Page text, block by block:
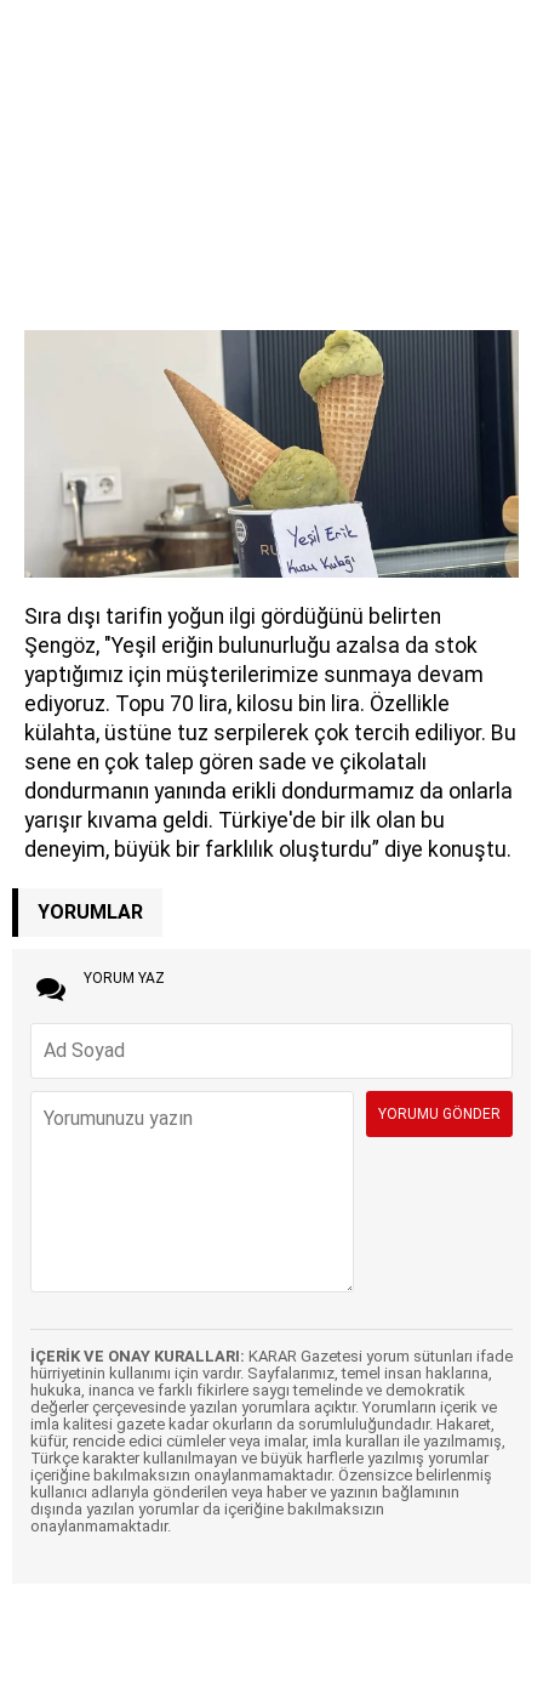
Sıra dışı tarifin yoğun ilgi gördüğünü belirten
Şengöz, "Yeşil eriğin bulunurluğu azalsa da stok
yaptığımız için müşterilerimize sunmaya devam
ediyoruz. Topu 70 lira, kilosu bin lira. Özellikle
külahta, üstüne tuz serpilerek çok tercih ediliyor. Bu
sene en çok talep gören sade ve çikolatalı
dondurmanın yanında erikli dondurmamız da onlarla
yarışır kıvama geldi. Türkiye'de bir ilk olan bu
deneyim, büyük bir farklılık oluşturdu” diye konuştu.
YORUMLAR
YORUM YAZ
İÇERİK VE ONAY KURALLARI: KARAR Gazetesi yorum sütunları ifade
hürriyetinin kullanımı için vardır. Sayfalarımız, temel insan haklarına,
hukuka, inanca ve farklı fikirlere saygı temelinde ve demokratik
değerler çerçevesinde yazılan yorumlara açıktır. Yorumların içerik ve
imla kalitesi gazete kadar okurların da sorumluluğundadır. Hakaret,
küfür, rencide edici cümleler veya imalar, imla kuralları ile yazılmamış,
Türkçe karakter kullanılmayan ve büyük harflerle yazılmış yorumlar
içeriğine bakılmaksızın onaylanmamaktadır. Özensizce belirlenmiş
kullanıcı adlarıyla gönderilen veya haber ve yazının bağlamının
dışında yazılan yorumlar da içeriğine bakılmaksızın
onaylanmamaktadır.